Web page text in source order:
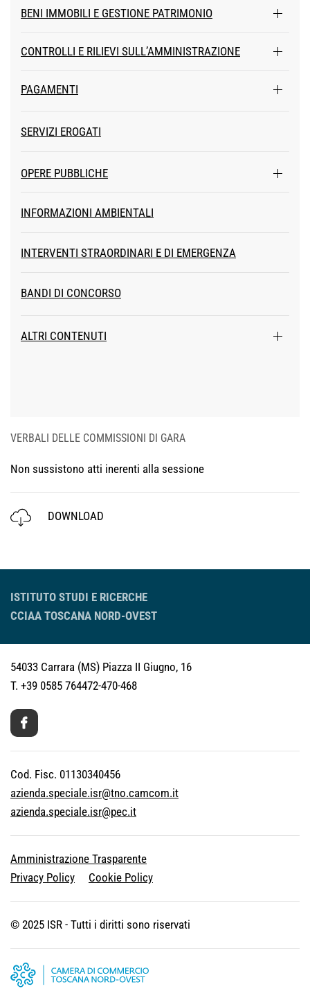
BENI IMMOBILI E GESTIONE PATRIMONIO
CONTROLLI E RILIEVI SULL’AMMINISTRAZIONE
PAGAMENTI
SERVIZI EROGATI
OPERE PUBBLICHE
INFORMAZIONI AMBIENTALI
INTERVENTI STRAORDINARI E DI EMERGENZA
BANDI DI CONCORSO
ALTRI CONTENUTI
VERBALI DELLE COMMISSIONI DI GARA
Non sussistono atti inerenti alla sessione
DOWNLOAD
ISTITUTO STUDI E RICERCHE
CCIAA TOSCANA NORD-OVEST
54033 Carrara (MS) Piazza II Giugno, 16
T. +39 0585 764472-470-468
Cod. Fisc. 01130340456
azienda.speciale.isr@tno.camcom.it
azienda.speciale.isr@pec.it
Amministrazione Trasparente
Privacy Policy
Cookie Policy
© 2025 ISR - Tutti i diritti sono riservati